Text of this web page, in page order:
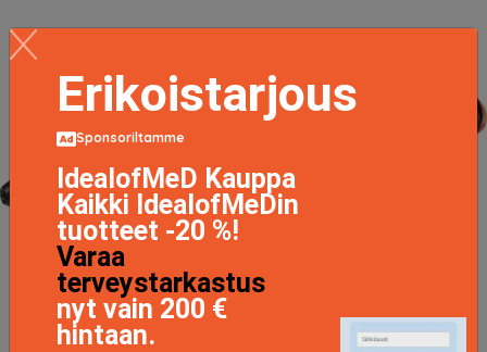
Erikoistarjous
Sponsoriltamme
IdealofMeD Kauppa
Kaikki IdealofMeDin
tuotteet -20 %!
Varaa
terveystarkastus
nyt vain 200 €
hintaan.